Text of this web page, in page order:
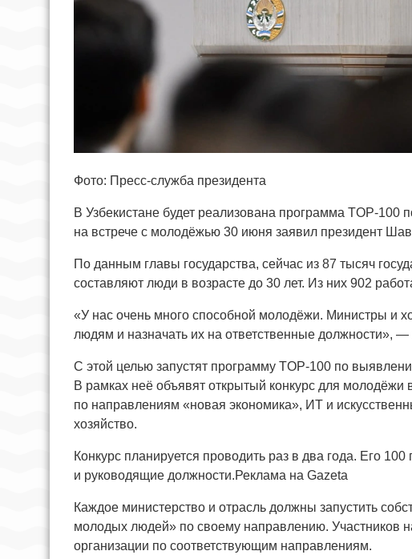
Фото: Пресс-служба президента
В Узбекистане будет реализована программа TOP-
на встрече с молодёжью 30 июня заявил президент
По данным главы государства, сейчас из 87 тысяч
составляют люди в возрасте до 30 лет. Из них 902
«У нас очень много способной молодёжи. Министры и
людям и назначать их на ответственные должности», —
С этой целью запустят программу TOP-100 по
В рамках неё объявят открытый конкурс для молодёжи
по направлениям «новая экономика», ИТ и
хозяйство.
Конкурс планируется проводить раз в два года. Его
и руководящие должности.Реклама на Gazeta
Каждое министерство и отрасль должны запустить
молодых людей» по своему направлению. Участников
организации по соответствующим направлениям.